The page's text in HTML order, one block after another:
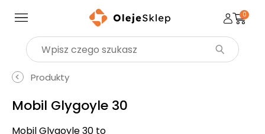
Wyszukaj produkt
0
Produkty
Mobil Glygoyle 30
Mobil Glygoyle 30 to